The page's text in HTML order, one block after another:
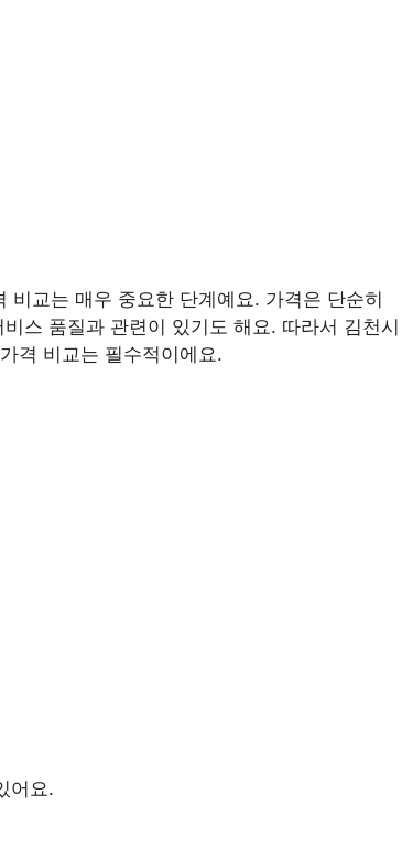
비교는 매우 중요한 단계예요. 가격은 단순히
스 품질과 관련이 있기도 해요. 따라서 김천시
격 비교는 필수적이에요.
어요.